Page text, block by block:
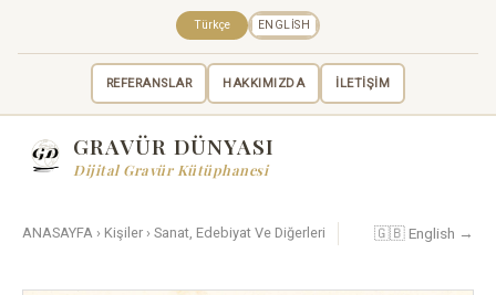
REFERANSLAR HAKKIMIZDA İLETİŞİM
Türkçe ENGLISH
GRAVÜR DÜNYASI
Dijital Gravür Kütüphanesi
ANASAYFA › Kişiler › Sanat, Edebiyat Ve Diğerleri 🇬🇧 English →